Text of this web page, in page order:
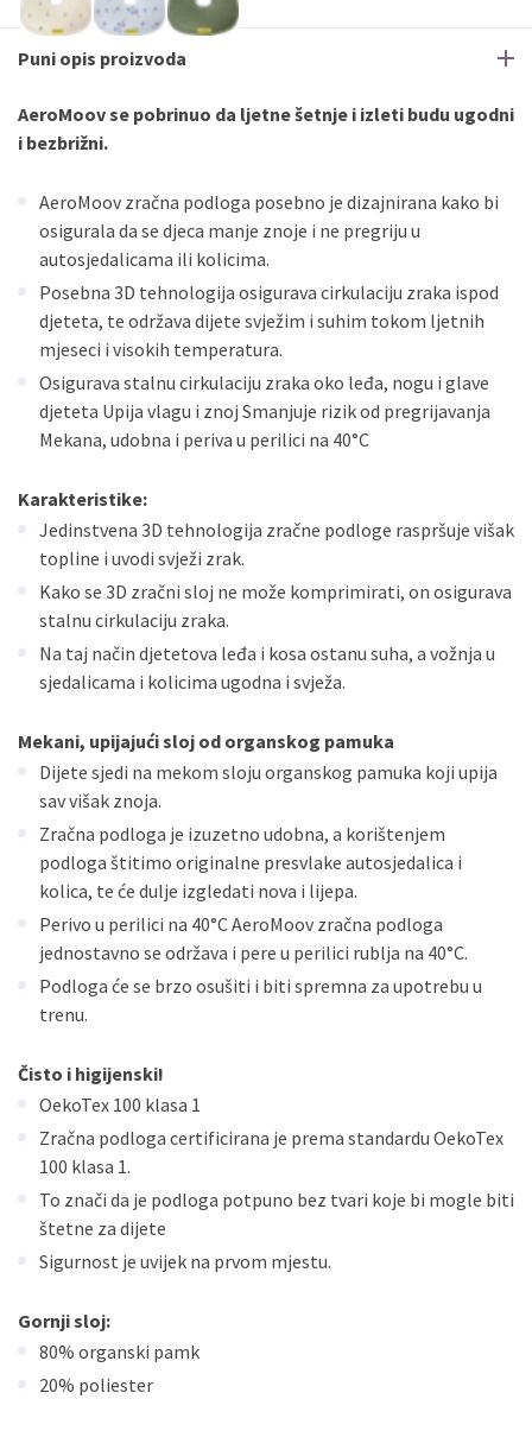
Puni opis proizvoda
AeroMoov se pobrinuo da ljetne šetnje i izleti budu ugodni
i bezbrižni.
AeroMoov zračna podloga posebno je dizajnirana kako bi
osigurala da se djeca manje znoje i ne pregriju u
autosjedalicama ili kolicima.
Posebna 3D tehnologija osigurava cirkulaciju zraka ispod
djeteta, te održava dijete svježim i suhim tokom ljetnih
mjeseci i visokih temperatura.
Osigurava stalnu cirkulaciju zraka oko leđa, nogu i glave
djeteta Upija vlagu i znoj Smanjuje rizik od pregrijavanja
Mekana, udobna i periva u perilici na 40°C
Karakteristike:
Jedinstvena 3D tehnologija zračne podloge raspršuje višak
topline i uvodi svježi zrak.
Kako se 3D zračni sloj ne može komprimirati, on osigurava
stalnu cirkulaciju zraka.
Na taj način djetetova leđa i kosa ostanu suha, a vožnja u
sjedalicama i kolicima ugodna i svježa.
Mekani, upijajući sloj od organskog pamuka
Dijete sjedi na mekom sloju organskog pamuka koji upija
sav višak znoja.
Zračna podloga je izuzetno udobna, a korištenjem
podloga štitimo originalne presvlake autosjedalica i
kolica, te će dulje izgledati nova i lijepa.
Perivo u perilici na 40°C AeroMoov zračna podloga
jednostavno se održava i pere u perilici rublja na 40°C.
Podloga će se brzo osušiti i biti spremna za upotrebu u
trenu.
Čisto i higijenski!
OekoTex 100 klasa 1
Zračna podloga certificirana je prema standardu OekoTex
100 klasa 1.
To znači da je podloga potpuno bez tvari koje bi mogle biti
štetne za dijete
Sigurnost je uvijek na prvom mjestu.
Gornji sloj:
80% organski pamk
20% poliester